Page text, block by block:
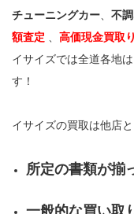
チューニングカー
不
額査定
高価現金買取り
イサイズでは全道各地
す！
イサイズの買取は他店
所定の書類が揃
一般的な買い取